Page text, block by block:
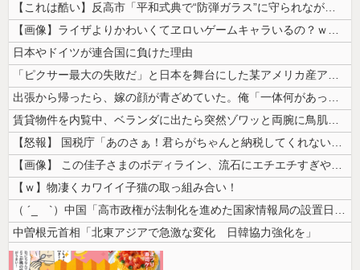
【これは酷い】反高市「平和式典で“防弾ガラス”に守られながらスピーチ。...
【画像】ライザよりかわいくてヱロいゲームキャラいるの？ｗｗｗｗｗ
日本やドイツが連合国に負けた理由
「ピクサー最大の失敗だ」と日本を舞台にした某アメリカ産アニメが話題に、...
出張から帰ったら、嫁の顔が青ざめていた。俺「一体何があったんだ？」嫁「...
賃貸物件を内覧中、ベランダに出たら突然ゾワッと両腕に鳥肌が出た。「やっ...
【怒報】 国税庁「あのさぁ！君らがちゃんと納税してくれないとこうなっち...
【画像】 この佳子さまのボディライン、流石にエチエチすぎやろ！
【ｗ】物凄くカワイイ子猫の取っ組み合い！
（ ´_ゝ`）中国「高市政権が法制化を進めた国家情報局の設置日が7月3...
中曽根元首相「北東アジアで急激な変化 日韓協力強化を」